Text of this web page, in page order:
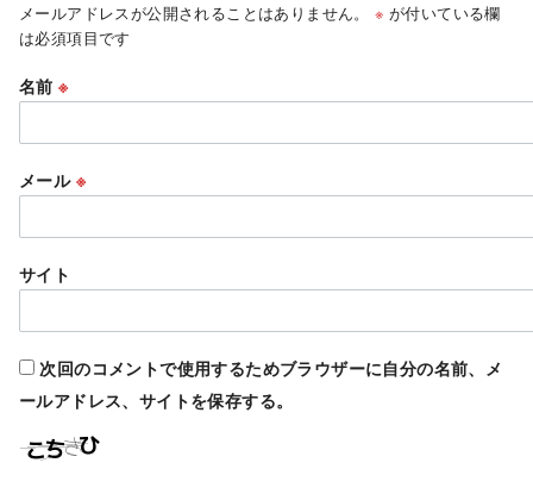
メールアドレスが公開されることはありません。 ※ が付いている欄
は必須項目です
名前※
メール ※
サイト
次回のコメントで使用するためブラウザーに自分の名前、メ
ールアドレス、サイトを保存する。